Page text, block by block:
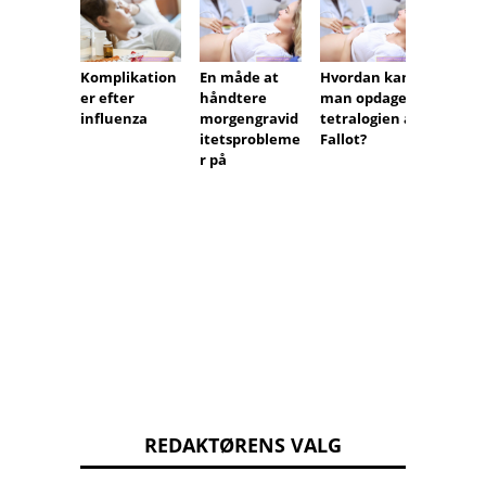
Komplikation
er efter
influenza
En måde at
håndtere
morgengravid
itetsprobleme
r på
Hvordan kan
man opdage
tetralogien af ​​
Fallot?
REDAKTØRENS VALG